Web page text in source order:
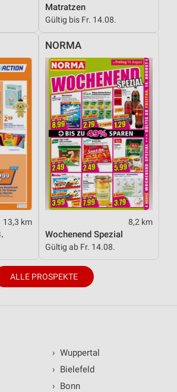
Matratzen
Gültig bis Fr. 14.08.
13,3 km
NORMA
8,2 km
Wochenend Spezial
Gültig ab Fr. 14.08.
ALLE PROSPEKTE
› Wuppertal
› Bielefeld
› Bonn